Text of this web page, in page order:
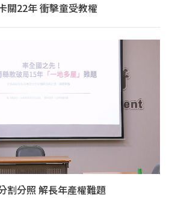
關22年 衝擊童受教權
割分照 解長年產權難題